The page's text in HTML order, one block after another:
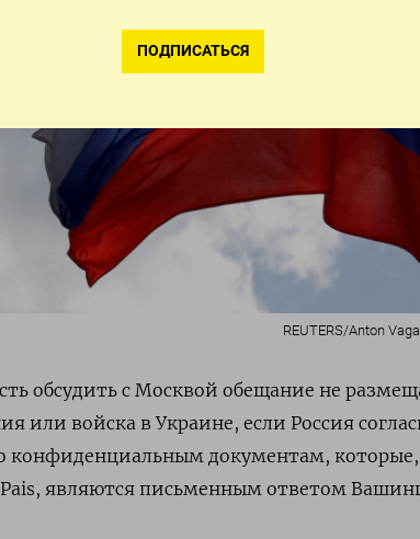
ПОДПИСАТЬСЯ
REUTERS/Anton
обсудить с Москвой обещание не
или войска в Украине, если Россия
конфиденциальным документам,
являются письменным ответом